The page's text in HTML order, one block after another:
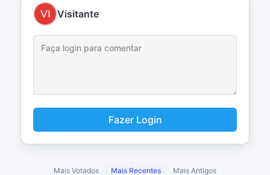
Visitante
Fazer Login
Mais Votados Mais Recentes Mais Antigos